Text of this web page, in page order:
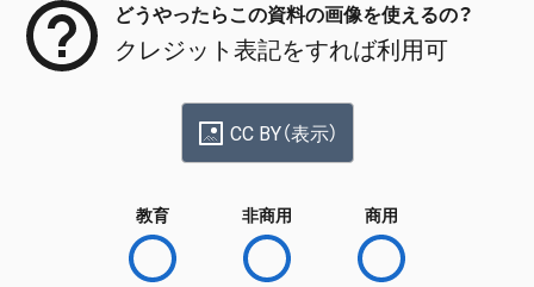
どうやったらこの資料の画像を使えるの？
クレジット表記をすれば利用可
CC BY（表示）
教育 非商用 商用